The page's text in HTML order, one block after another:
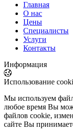
Главная
О нас
Цены
Специалисты
Услуги
Контакты
Информация
Использование
Мы используем
любое время Вы
файлов cookie,
сайте Вы